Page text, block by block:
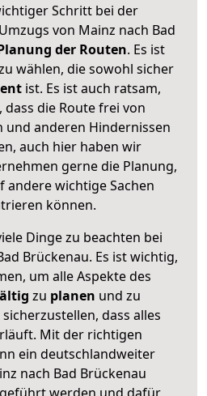
Schritt bei der
von Mainz nach Bad
der Routen. Es ist
wählen, die sowohl sicher
ist. Es ist auch ratsam,
die Route frei von
anderen Hindernissen
auch hier haben wir
gerne die Planung,
andere wichtige Sachen
können.
Dinge zu beachten bei
Brückenau. Es ist wichtig,
um alle Aspekte des
zu planen und zu
sicherzustellen, dass alles
Mit der richtigen
ein deutschlandweiter
nach Bad Brückenau